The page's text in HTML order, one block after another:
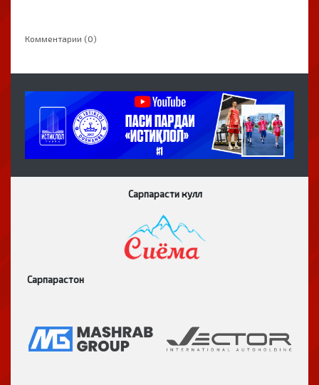
Комментарии (0)
Сарпарасти кулл
Сарпарастон